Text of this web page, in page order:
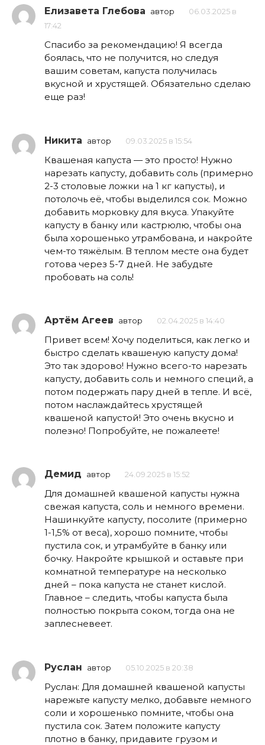
Елизавета Глебова автор
06.03.2025 в
17:42
Спасибо за рекомендацию! Я всегда
боялась, что не получится, но следуя
вашим советам, капуста получилась
вкусной и хрустящей. Обязательно сделаю
еще раз!
Никита автор 09.03.2025 в 15:54
Квашеная капуста — это просто! Нужно
нарезать капусту, добавить соль (примерно
2-3 столовые ложки на 1 кг капусты), и
потолочь её, чтобы выделился сок. Можно
добавить морковку для вкуса. Упакуйте
капусту в банку или кастрюлю, чтобы она
была хорошенько утрамбована, и накройте
чем-то тяжёлым. В теплом месте она будет
готова через 5-7 дней. Не забудьте
пробовать на соль!
Артём Агеев автор 02.04.2025 в 14:40
Привет всем! Хочу поделиться, как легко и
быстро сделать квашеную капусту дома!
Это так здорово! Нужно всего-то нарезать
капусту, добавить соль и немного специй, а
потом подержать пару дней в тепле. И всё,
потом наслаждайтесь хрустящей
квашеной капустой! Это очень вкусно и
полезно! Попробуйте, не пожалеете!
Демид автор 24.09.2025 в 15:52
Для домашней квашеной капусты нужна
свежая капуста, соль и немного времени.
Нашинкуйте капусту, посолите (примерно
1-1,5% от веса), хорошо помните, чтобы
пустила сок, и утрамбуйте в банку или
бочку. Накройте крышкой и оставьте при
комнатной температуре на несколько
дней – пока капуста не станет кислой.
Главное – следить, чтобы капуста была
полностью покрыта соком, тогда она не
заплесневеет.
Руслан автор 05.10.2025 в 20:38
Руслан: Для домашней квашеной капусты
нарежьте капусту мелко, добавьте немного
соли и хорошенько помните, чтобы она
пустила сок. Затем положите капусту
плотно в банку, придавите грузом и